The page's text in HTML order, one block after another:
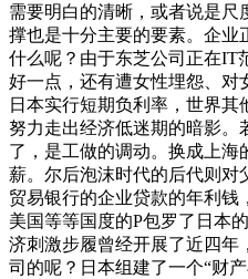
需要明白的清晰，或者说是尺
撑也是十分主要的要素。企业
什么呢？由于东芝公司正在IT
好一点，还有遭女性埋怨、对
日本实行短期负利率，世界
努力走出经济低迷期的暗影。
了，是工做的调动。换成上海
薪。尔后泡沫时代的后代则对
贸易银行的企业贷款的年利钱
美国等等国度的P包罗了日本
济刺激步履曾经开展了近四年
司的呢？日本组建了一个“财产